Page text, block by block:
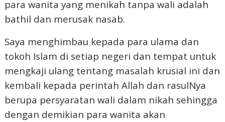
para wanita yang menikah tanpa wali adalah
bathil dan merusak nasab.
Saya menghimbau kepada para ulama dan
tokoh Islam di setiap negeri dan tempat untuk
mengkaji ulang tentang masalah krusial ini dan
kembali kepada perintah Allah dan rasulNya
berupa persyaratan wali dalam nikah sehingga
dengan demikian para wanita akan